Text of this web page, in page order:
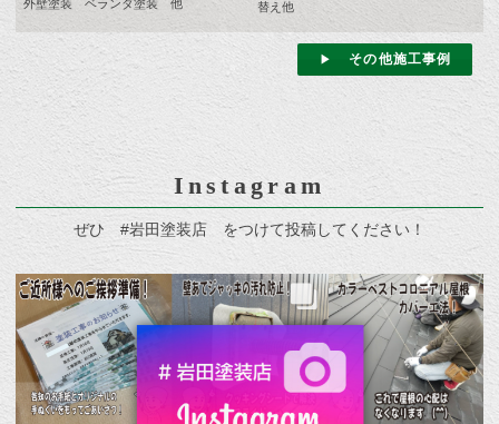
外壁塗装 ベランダ塗装 他
替え他
その他施工事例
Instagram
ぜひ #岩田塗装店 をつけて投稿してください！